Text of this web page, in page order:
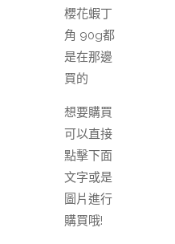
櫻花蝦丁
角 90g都
是在那邊
買的
想要購買
可以直接
點擊下面
文字或是
圖片進行
購買哦!